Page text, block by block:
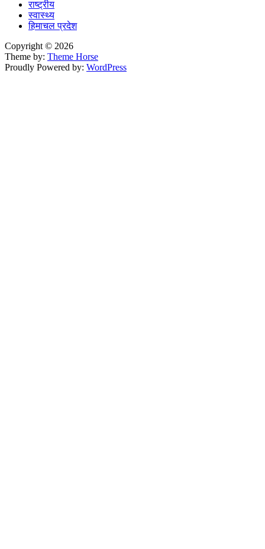
राष्ट्रीय
स्वास्थ्य
हिमाचल प्रदेश
Copyright © 2026
Theme by: Theme Horse
Proudly Powered by: WordPress